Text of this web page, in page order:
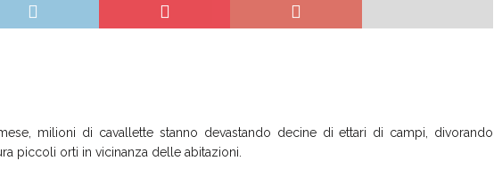
milioni di cavallette stanno devastando decine di ettari di campi, divorando
piccoli orti in vicinanza delle abitazioni.